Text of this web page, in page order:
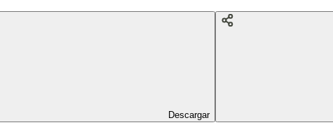
Descargar